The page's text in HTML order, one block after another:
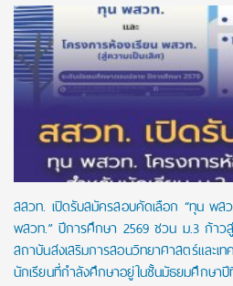
สสวท. เปิดรับสมัครสอบคัดเลือก “ทุน พสว
พสวท.” ปีการศึกษา 2569 ชวน ม.3 ก้าว
สถาบันส่งเสริมการสอนวิทยาศาสตร์และเ
นักเรียนที่กำลังศึกษาอยู่ในชั้นมัธยมศึกษา